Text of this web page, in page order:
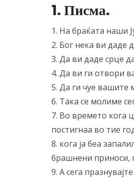
1. Писма.
1. На браќата наши
2. Бог нека ви даде
3. Да ви даде срце
4. Да ви ги отвори
5. Да ги чуе вашите
6. Така се молиме
7. Во времето кога
постигнаа во тие
8. кога ја беа
брашнени приноси,
9. А сега